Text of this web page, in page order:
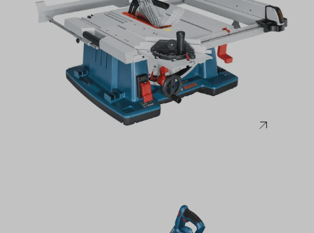
Seghe circolari da banco